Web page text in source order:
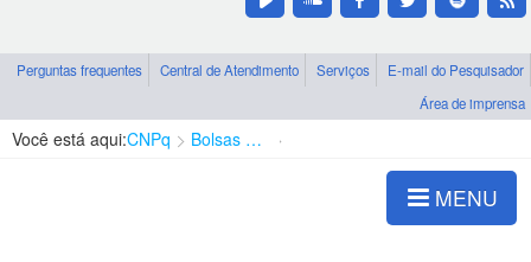
Perguntas frequentes Central de Atendimento Serviços
E-mail do Pesquisador
Área de imprensa
Você está aqui:CNPq Bolsas e Auxílios Vigentes
MENU